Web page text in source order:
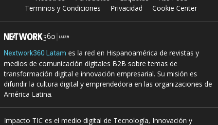
Terminos y Condiciones
Privacidad Cookie Center
Nextwork360 Latam es la red en Hispanoamérica de revistas y
medios de comunicación digitales B2B sobre temas de
transformación digital e innovación empresarial. Su misión es
difundir la cultura digital y emprendedora en las organizaciones de
América Latina.
Impacto TIC es el medio digital de Tecnología, Innovación y